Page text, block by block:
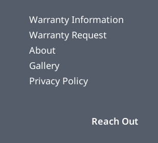
Warranty Information
Warranty Request
About
Gallery
Privacy Policy
Reach Out